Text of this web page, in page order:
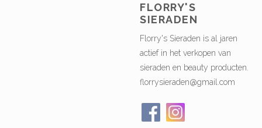
FLORRY'S
SIERADEN
Florry's Sieraden is al jaren
actief in het verkopen van
sieraden en beauty producten.
florrysieraden@gmail.com